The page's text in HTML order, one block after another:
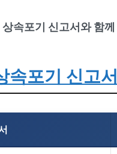
속포기 신고서와 함께
속포기 신고서